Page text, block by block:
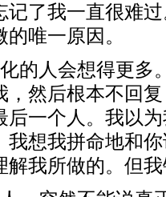
记了我一直很难
唯一原因。
的人会想得更多
，然后根本不回
后一个人。我以
我想我拼命地和
解我所做的。但